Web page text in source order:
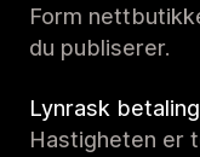
Form
du publiserer.
Lynrask betaling
Hastigheten er